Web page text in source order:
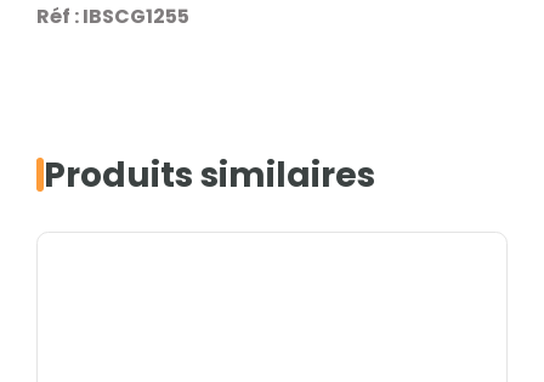
Réf : IBSCG1255
Produits similaires